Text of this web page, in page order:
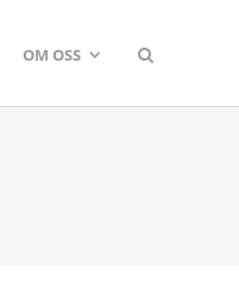
OM OSS